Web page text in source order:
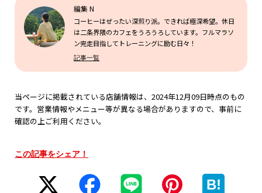
編集 N
コーヒーはぜったい深煎り派。できれば極深希望。休日
は二条界隈のカフェをうろうろしています。フルマラソ
ン完走目指してトレーニングに励む日々！
記事一覧
当ページに掲載されている店舗情報は、2024年12月09日時点のもの
です。営業情報やメニュー等が異なる場合がありますので、事前に
確認の上ご利用ください。
この記事をシェア！
B!